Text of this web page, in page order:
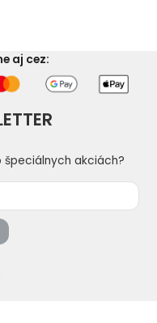
aj cez:
akciách?